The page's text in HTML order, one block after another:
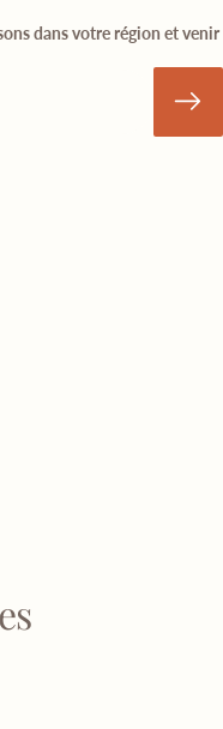
dans votre région et venir